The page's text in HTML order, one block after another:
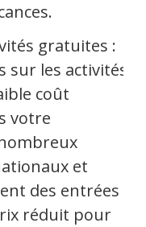
gratuites :
sur les activités
coût
votre
et
des entrées
réduit pour